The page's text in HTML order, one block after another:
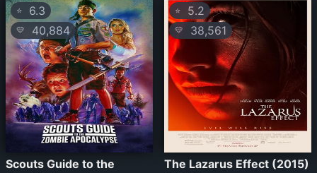
⭐ 6.3
💛 40,884
Scouts Guide to the
⭐ 5.2
💛 38,561
The Lazarus Effect (2015)